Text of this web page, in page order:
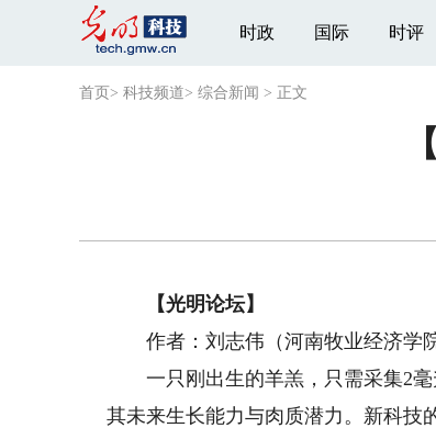
时政 国际 时评
首页 > 科技频道> 综合新闻 > 正文
【光明论坛】
作者：刘志伟（河南牧业经济学院
一只刚出生的羊羔，只需采集2毫
其未来生长能力与肉质潜力。新科技